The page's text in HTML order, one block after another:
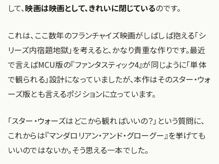
して、映画は映画として、きれいに閉じているのです。
これは、ここ数年のフランチャイズ映画がしばしば抱える「シ
リーズ内宿題地獄」を考えると、かなり貴重な作りです。最近
で言えばMCU版の『ファンタスティック4』が同じように「単体
で観られる」設計になっていましたが、本作はそのスター・ウォ
ーズ版とも言えるポジションに立っています。
「スター・ウォーズはどこから観ればいいの？」という質問に、
これからは『マンダロリアン・アンド・グローグー』を挙げても
いいのではないか。そう思える一本でした。